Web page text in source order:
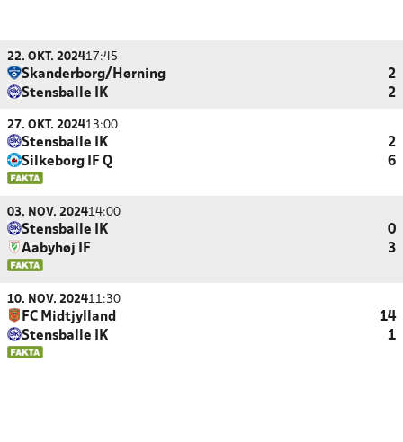
22. OKT. 202417:45
Skanderborg/Hørning
2
Stensballe IK
2
27. OKT. 202413:00
Stensballe IK
2
Silkeborg IF Q
6
03. NOV. 202414:00
Stensballe IK
0
Aabyhøj IF
3
10. NOV. 202411:30
FC Midtjylland
14
Stensballe IK
1